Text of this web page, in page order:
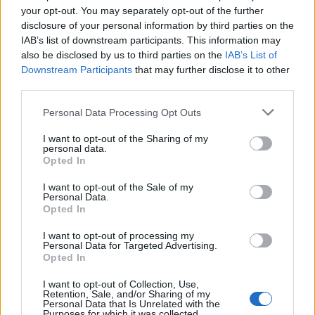
your opt-out. You may separately opt-out of the further
disclosure of your personal information by third parties on the
IAB’s list of downstream participants. This information may
also be disclosed by us to third parties on the IAB’s List of
Downstream Participants that may further disclose it to other
Personal Data Processing Opt Outs
I want to opt-out of the Sharing of my
personal data.
Opted In
I want to opt-out of the Sale of my
Personal Data.
Opted In
I want to opt-out of processing my
Personal Data for Targeted Advertising.
Opted In
I want to opt-out of Collection, Use,
Retention, Sale, and/or Sharing of my
Personal Data that Is Unrelated with the
Kivennäis- tai hivenaine
Tavoite
Fosfori (P)
47,3 mg
8 %
Jodi (I)
5,9 µg
4 %
Kalium (K)
168,2 mg
5 %
Kalsium (Ca)
43,7 mg
5 %
Magnesium (Mg)
4 %
Rauta (Fe)
0,3 mg
2 %
Seleeni (Se)
3,1 µg
Sinkki (Zn)
0,3 mg 5 %